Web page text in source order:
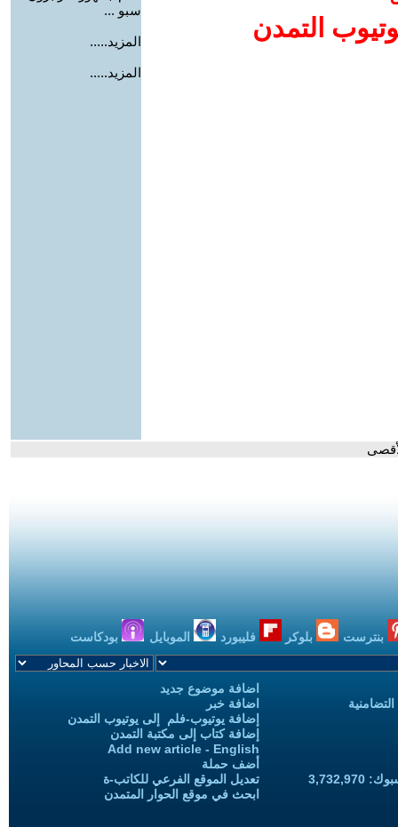
التمدن
سبو ...
المزيد.....
المزيد.....
بنترست بلوكر فليبورد الموبايل بودكاست
اضافة موضوع جديد
اضافة خبر
إضافة يوتيوب-فلم إلى يوتيوب التمدن
إضافة كتاب إلى مكتبة التمدن
Add new article - English
أضف حملة
تعديل الموقع الفرعي للكاتب-ة
ابحث في موقع الحوار المتمدن